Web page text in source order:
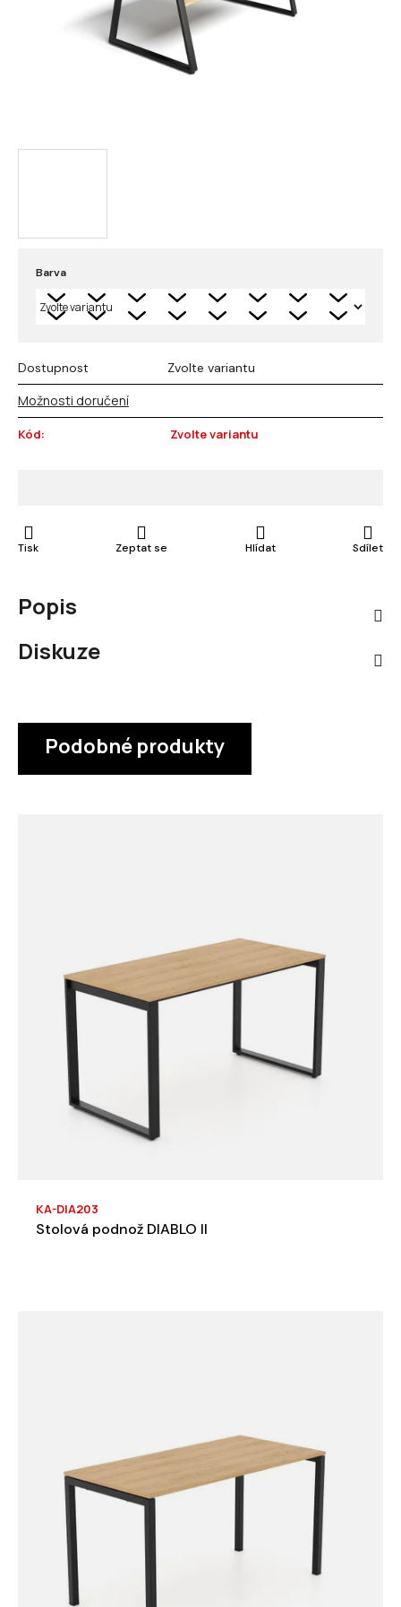
Barva
Dostupnost Zvolte variantu
Možnosti doručení
Kód: Zvolte variantu
Tisk Zeptat se Hlídat Sdílet
Popis
Diskuze
Podobné produkty
KA-DIA203
Stolová podnož DIABLO II